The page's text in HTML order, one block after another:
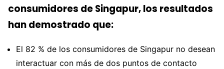
consumidores de Singapur, los resultados
han demostrado que:
El 82 % de los consumidores de Singapur no desean
interactuar con más de dos puntos de contacto